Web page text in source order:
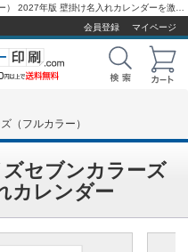
会員登録
マイページ
（フルカラー）
セブンカラーズ
カレンダー